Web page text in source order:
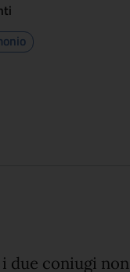
due coniugi non